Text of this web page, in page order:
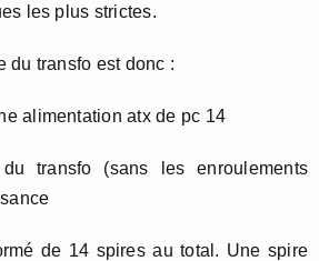
les plus strictes.
du transfo est donc :
transfo (sans les enroulements
de 14 spires au total. Une spire